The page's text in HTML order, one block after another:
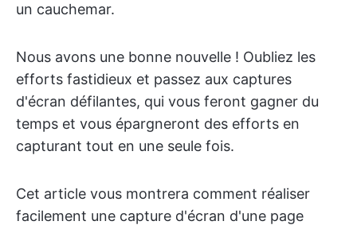
un cauchemar.
Nous avons une bonne nouvelle ! Oubliez les
efforts fastidieux et passez aux captures
d'écran défilantes, qui vous feront gagner du
temps et vous épargneront des efforts en
capturant tout en une seule fois.
Cet article vous montrera comment réaliser
facilement une capture d'écran d'une page